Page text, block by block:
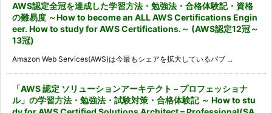
AWS認定全冠を達成した学習方法・勉強法・合格体験記・資格
の難易度 ～How to become an ALL AWS Certifications Engin
eer. How to study for AWS Certifications.～ (AWS認定12冠～
13冠)
Amazon Web Services(AWS)は今最もシェアを拡大しているパブ ...
「AWS 認定 ソリューションアーキテクト – プロフェッショナ
ル」の学習方法・勉強法・試験対策・合格体験記 ～ How to stu